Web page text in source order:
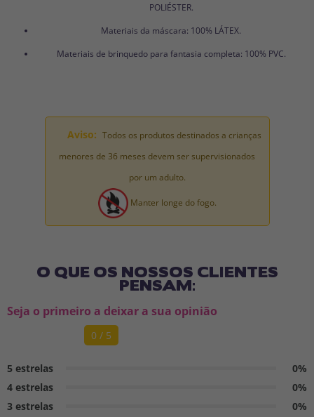
POLIÉSTER.
Materiais da máscara: 100% LÁTEX.
Materiais de brinquedo para fantasia completa: 100% PVC.
Aviso: Todos os produtos destinados a crianças
menores de 36 meses devem ser supervisionados
por um adulto.
Manter longe do fogo.
O QUE OS NOSSOS CLIENTES
PENSAM:
Seja o primeiro a deixar a sua opinião
0 / 5
5 estrelas
0%
4 estrelas
0%
3 estrelas
0%